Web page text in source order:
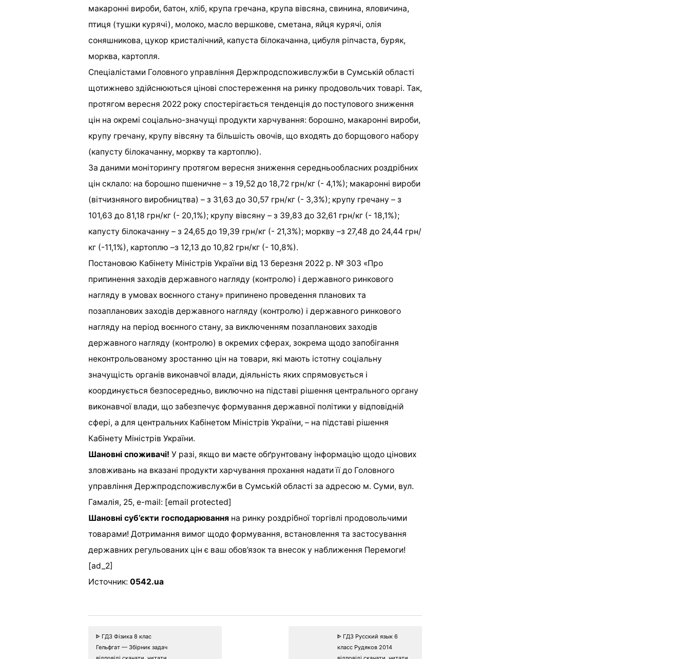
макаронні вироби, батон, хліб, крупа гречана, крупа вівсяна, свинина, яловичина,
птиця (тушки курячі), молоко, масло вершкове, сметана, яйця курячі, олія
соняшникова, цукор кристалічний, капуста білокачанна, цибуля ріпчаста, буряк,
морква, картопля.
Спеціалістами Головного управління Держпродспоживслужби в Сумській області
щотижнево здійснюються цінові спостереження на ринку продовольчих товарі. Так,
протягом вересня 2022 року спостерігається тенденція до поступового зниження
цін на окремі соціально-значущі продукти харчування: борошно, макаронні вироби,
крупу гречану, крупу вівсяну та більшість овочів, що входять до борщового набору
(капусту білокачанну, моркву та картоплю).
За даними моніторингу протягом вересня зниження середньообласних роздрібних
цін склало: на борошно пшеничне – з 19,52 до 18,72 грн/кг (- 4,1%); макаронні вироби
(вітчизняного виробництва) – з 31,63 до 30,57 грн/кг (- 3,3%); крупу гречану – з
101,63 до 81,18 грн/кг (- 20,1%); крупу вівсяну – з 39,83 до 32,61 грн/кг (- 18,1%);
капусту білокачанну – з 24,65 до 19,39 грн/кг (- 21,3%); моркву –з 27,48 до 24,44 грн/
кг (-11,1%), картоплю –з 12,13 до 10,82 грн/кг (- 10,8%).
Постановою Кабінету Міністрів України від 13 березня 2022 р. № 303 «Про
припинення заходів державного нагляду (контролю) і державного ринкового
нагляду в умовах воєнного стану» припинено проведення планових та
позапланових заходів державного нагляду (контролю) і державного ринкового
нагляду на період воєнного стану, за виключенням позапланових заходів
державного нагляду (контролю) в окремих сферах, зокрема щодо запобігання
неконтрольованому зростанню цін на товари, які мають істотну соціальну
значущість органів виконавчої влади, діяльність яких спрямовується і
координується безпосередньо, виключно на підставі рішення центрального органу
виконавчої влади, що забезпечує формування державної політики у відповідній
сфері, а для центральних Кабінетом Міністрів України, – на підставі рішення
Кабінету Міністрів України.
Шановні споживачі! У разі, якщо ви маєте обґрунтовану інформацію щодо цінових
зловживань на вказані продукти харчування прохання надати її до Головного
управління Держпродспоживслужби в Сумській області за адресою м. Суми, вул.
Гамалія, 25, e-mail: [email protected]
Шановні суб’єкти господарювання на ринку роздрібної торгівлі продовольчими
товарами! Дотримання вимог щодо формування, встановлення та застосування
державних регульованих цін є ваш обов’язок та внесок у наближення Перемоги!
[ad_2]
Источник: 0542.ua
ᐈ ГДЗ Фізика 8 клас
Гельфгат — Збірник задач
ᐈ ГДЗ Русский язык 6
класс Рудяков 2014